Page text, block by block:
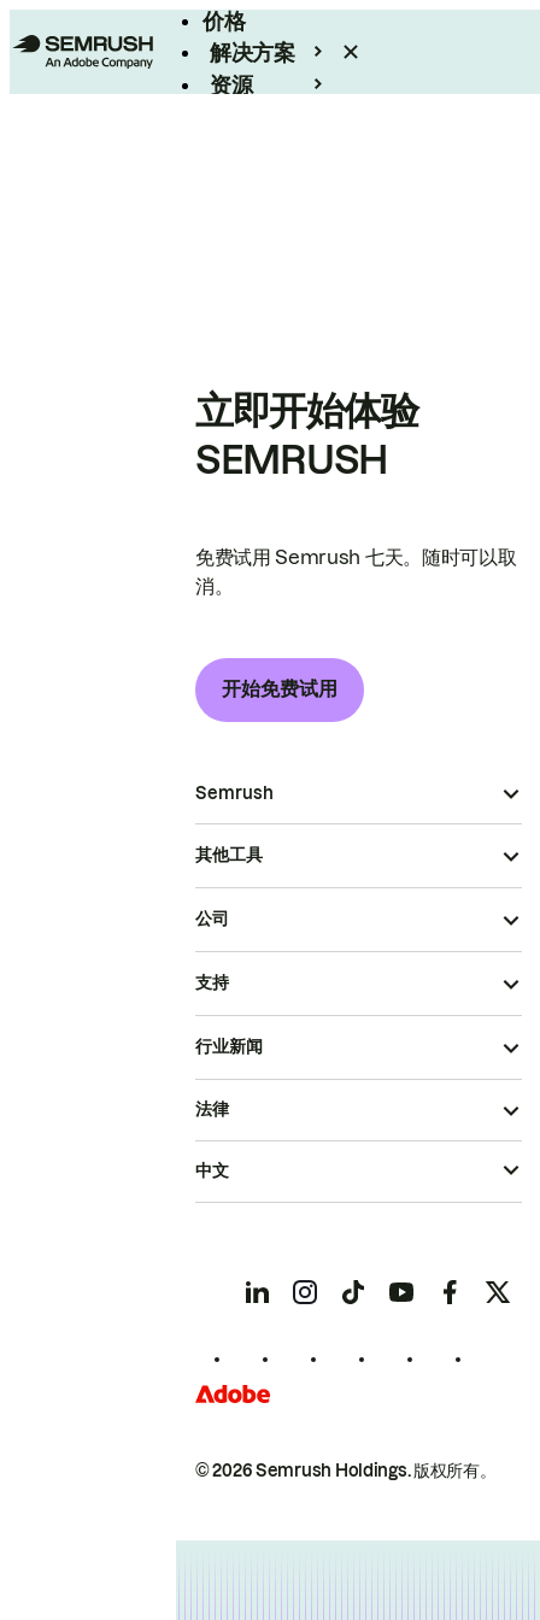
价格
解决方案
资源
立即开始体验
SEMRUSH
免费试用 Semrush 七天。随时可以取
消。
开始免费试用
Semrush
其他工具
公司
支持
行业新闻
© 2026 Semrush Holdings.版权所有。
法律
中文